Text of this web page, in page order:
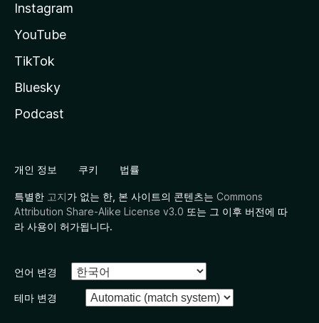
Instagram
YouTube
TikTok
Bluesky
Podcast
개인 정보 쿠키 법률
특별한 고지가 없는 한, 본 사이트의 콘텐츠는 Commons
Attribution Share-Alike License v3.0 또는 그 이후 버전에 따
라 사용이 허가됩니다.
언어 변경
테마 변경